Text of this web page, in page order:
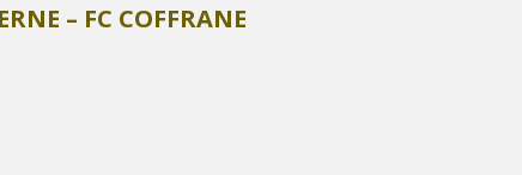
– FC COFFRANE